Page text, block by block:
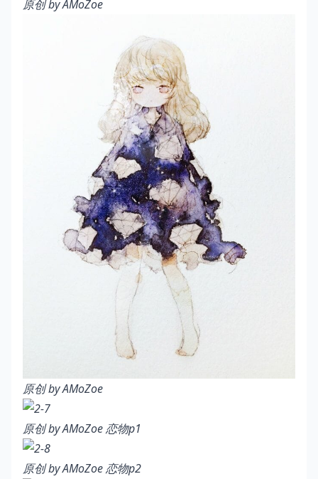
原创 by AMoZoe
原创 by AMoZoe
原创 by AMoZoe恋物p1
原创 by AMoZoe恋物p2